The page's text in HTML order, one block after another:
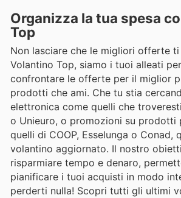
Organizza la tua spesa
Top
Non lasciare che le migliori offerte ti
Volantino Top, siamo i tuoi alleati
confrontare le offerte per il miglior
prodotti che ami. Che tu stia
elettronica come quelli che
o Unieuro, o promozioni su prodotti
quelli di COOP, Esselunga o Conad,
volantino aggiornato. Il nostro
risparmiare tempo e denaro,
pianificare i tuoi acquisti in modo
perderti nulla! Scopri tutti gli ultimi